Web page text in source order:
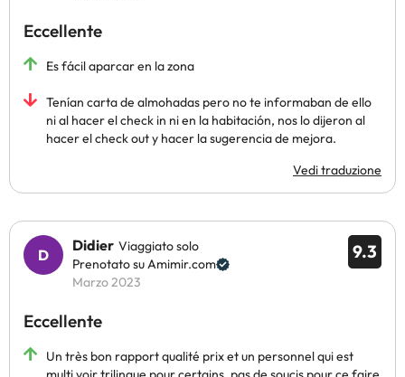
Eccellente
Es fácil aparcar en la zona
Tenían carta de almohadas pero no te informaban de ello
ni al hacer el check in ni en la habitación, nos lo dijeron al
hacer el check out y hacer la sugerencia de mejora.
Vedi traduzione
9.3
Didier Viaggiato solo
Prenotato su Amimir.com
Marzo 2023
Eccellente
Un très bon rapport qualité prix et un personnel qui est